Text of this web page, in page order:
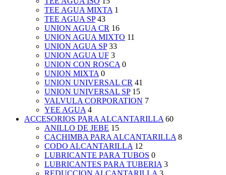
TEE AGUA MIXTA 1
TEE AGUA SP 43
UNION AGUA CR 16
UNION AGUA MIXTO 11
UNION AGUA SP 33
UNION AGUA UF 3
UNION CON ROSCA 0
UNION MIXTA 0
UNION UNIVERSAL CR 41
UNION UNIVERSAL SP 15
VALVULA CORPORATION 7
YEE AGUA 4
ACCESORIOS PARA ALCANTARILLA 60
ANILLO DE JEBE 15
CACHIMBA PARA ALCANTARILLA 8
CODO ALCANTARILLA 12
LUBRICANTE PARA TUBOS 0
LUBRICANTES PARA TUBERIA 3